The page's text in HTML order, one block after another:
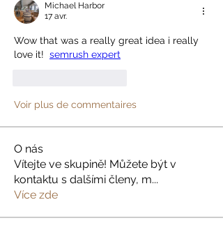
Michael Harbor
17 avr.
Wow that was a really great idea i really
love it! semrush expert
Voir plus de commentaires
O nás
Vítejte ve skupině! Můžete být v
kontaktu s dalšími členy, m...
Více zde